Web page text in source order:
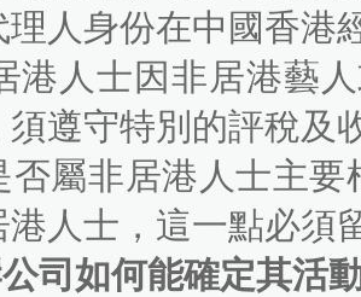
人身份在中國香港
人士因非居港藝人
須遵守特別的評稅及收
非居港人士主要根
人士，這一點必須
如何能確定其活動